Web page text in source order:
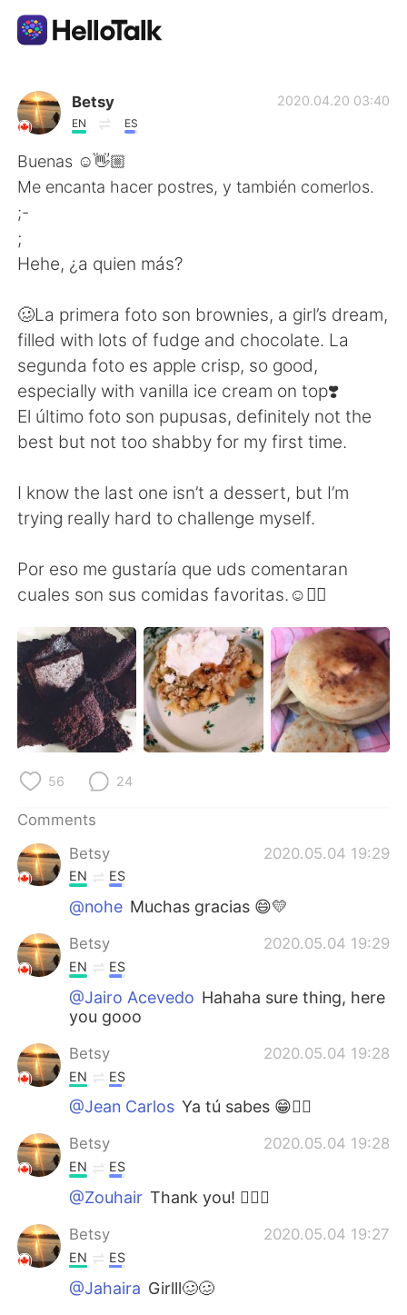
Language Exchange App
AI Grammar Checker
English
简体中文
Español العربية
Français Deutsch
日本語 한국어
Indonesia Italiano
Português
Betsy
EN ES
2020.04.20 03:40
Buenas ☺️👋🏼
Me encanta hacer postres, y también comerlos.
;-
;
Hehe, ¿a quien más?
🥴La primera foto son brownies, a girl’s dream,
filled with lots of fudge and chocolate. La
segunda foto es apple crisp, so good,
especially with vanilla ice cream on top❣️
El último foto son pupusas, definitely not the
best but not too shabby for my first time.
I know the last one isn’t a dessert, but I’m
trying really hard to challenge myself.
Por eso me gustaría que uds comentaran
cuales son sus comidas favoritas.☺️👇🏼
56 24
Comments
Betsy
2020.05.04 19:29
EN ES
@nohe Muchas gracias 😄💛
Betsy 2020.05.04 19:29
EN ES
@Jairo Acevedo Hahaha sure thing, here
you gooo
Betsy 2020.05.04 19:28
EN ES
@Jean Carlos Ya tú sabes 😁👌🏼
Betsy 2020.05.04 19:28
EN ES
@Zouhair Thank you! 👌🏼🌸
Betsy 2020.05.04 19:27
EN ES
@Jahaira Girlll🥴🥴